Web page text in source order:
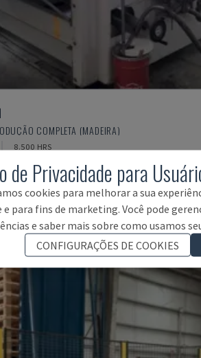
COMPLETA (MADEIRA)
8.500 HRS
de Privacidade para
cookies para melhorar a sua
e para fins de marketing. Você pode
e saber mais sobre como usamos
CONFIGURAÇÕES DE COOKIES